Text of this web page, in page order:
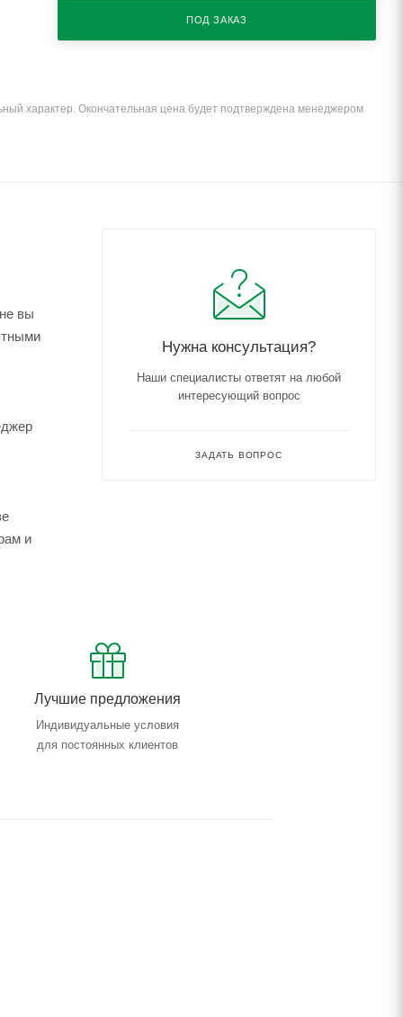
ПОД ЗАКАЗ
характер. Окончательная цена будет подтверждена менеджером
вы
и
Лучшие предложения
Индивидуальные условия
для постоянных клиентов
Нужна консультация?
Наши специалисты ответят на любой
интересующий вопрос
ЗАДАТЬ ВОПРОС